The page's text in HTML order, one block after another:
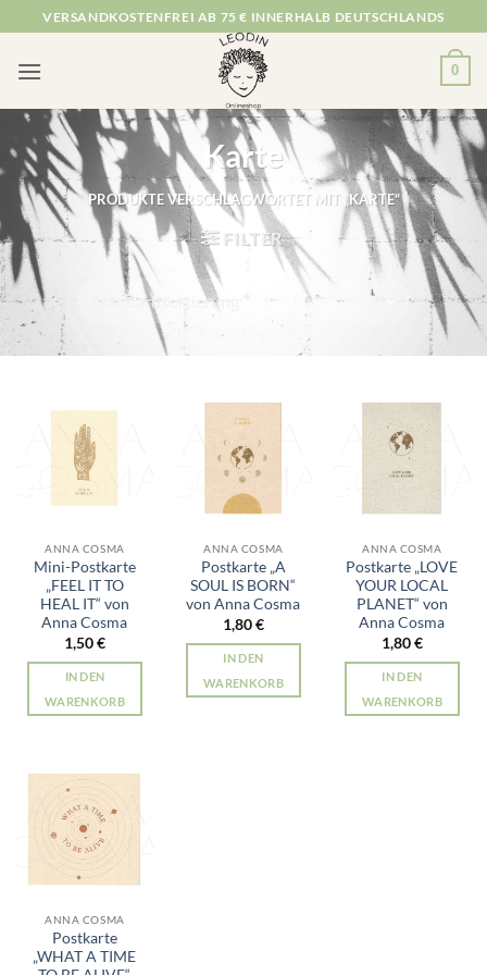
Inhalt
springen
VERSANDKOSTENFREI AB 75 € INNERHALB DEUTSCHLANDS
0
Karte
PRODUKTE VERSCHLAGWORTET MIT „KARTE“
FILTER
ANNA COSMA
Mini-Postkarte
„FEEL IT TO
HEAL IT“ von
Anna Cosma
1,50€
IN DEN
WARENKORB
ANNA COSMA
Postkarte „A
SOUL IS BORN“
von Anna Cosma
1,80€
IN DEN
WARENKORB
ANNA COSMA
Postkarte „LOVE
YOUR LOCAL
PLANET“ von
Anna Cosma
1,80€
IN DEN
WARENKORB
ANNA COSMA
Postkarte
„WHAT A TIME